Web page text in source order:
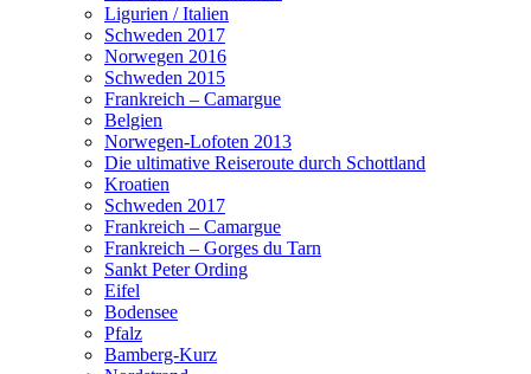
Ligurien / Italien
Schweden 2017
Norwegen 2016
Schweden 2015
Frankreich – Camargue
Belgien
Norwegen-Lofoten 2013
Die ultimative Reiseroute durch Schottland
Kroatien
Schweden 2017
Frankreich – Camargue
Frankreich – Gorges du Tarn
Sankt Peter Ording
Eifel
Bodensee
Pfalz
Bamberg-Kurz